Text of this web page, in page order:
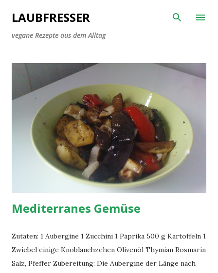
Direkt zum Hauptbereich
LAUBFRESSER
vegane Rezepte aus dem Alltag
Mediterranes Gemüse
Zutaten: 1 Aubergine 1 Zucchini 1 Paprika 500 g Kartoffeln 1
Zwiebel einige Knoblauchzehen Olivenöl Thymian Rosmarin
Salz, Pfeffer Zubereitung: Die Aubergine der Länge nach